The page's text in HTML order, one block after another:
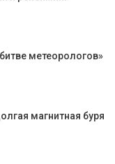
метеорологов»
магнитная буря